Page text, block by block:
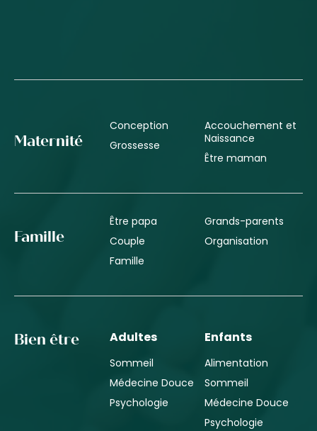
Maternité
Conception
Grossesse
Accouchement et
Naissance
Être maman
Famille
Être papa
Couple
Famille
Grands-parents
Organisation
Bien être Adultes
Sommeil
Médecine Douce
Psychologie
Enfants
Alimentation
Sommeil
Médecine Douce
Psychologie